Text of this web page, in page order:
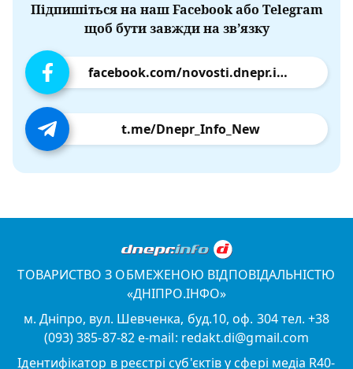
Підпишіться на наш Facebook або Telegram
щоб бути завжди на зв’язку
facebook.com/novosti.dnepr.info
t.me/Dnepr_Info_New
ТОВАРИСТВО З ОБМЕЖЕНОЮ ВІДПОВІДАЛЬНІСТЮ
«ДНІПРО.ІНФО»
м. Дніпро, вул. Шевченка, буд.10, оф. 304 тел. +38
(093) 385-87-82 e-mail: redakt.di@gmail.com
Ідентифікатор в реєстрі суб'єктів у сфері медіа R40-